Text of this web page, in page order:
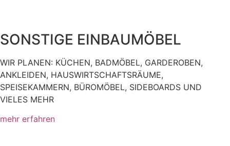
SONSTIGE EINBAUMÖBEL
WIR PLANEN: KÜCHEN, BADMÖBEL, GARDEROBEN,
ANKLEIDEN, HAUSWIRTSCHAFTSRÄUME,
SPEISEKAMMERN, BÜROMÖBEL, SIDEBOARDS UND
VIELES MEHR
mehr erfahren